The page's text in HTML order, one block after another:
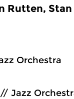
Rutten, Stan
Orchestra
Jazz